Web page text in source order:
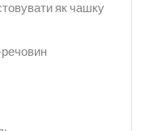
як чашку